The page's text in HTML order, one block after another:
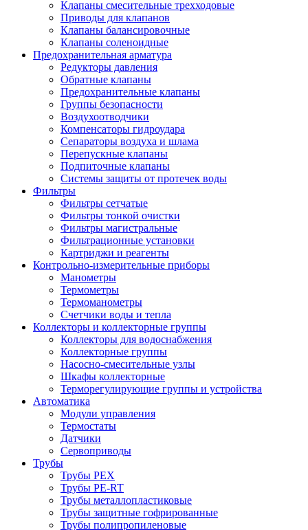
Клапаны смесительные трехходовые
Приводы для клапанов
Клапаны балансировочные
Клапаны соленоидные
Предохранительная арматура
Редукторы давления
Обратные клапаны
Предохранительные клапаны
Группы безопасности
Воздухоотводчики
Компенсаторы гидроудара
Сепараторы воздуха и шлама
Перепускные клапаны
Подпиточные клапаны
Системы защиты от протечек воды
Фильтры
Фильтры сетчатые
Фильтры тонкой очистки
Фильтры магистральные
Фильтрационные установки
Картриджи и реагенты
Контрольно-измерительные приборы
Манометры
Термометры
Термоманометры
Счетчики воды и тепла
Коллекторы и коллекторные группы
Коллекторы для водоснабжения
Коллекторные группы
Насосно-смесительные узлы
Шкафы коллекторные
Терморегулирующие группы и устройства
Автоматика
Модули управления
Термостаты
Датчики
Сервоприводы
Трубы
Трубы PEX
Трубы PE-RT
Трубы металлопластиковые
Трубы защитные гофрированные
Трубы полипропиленовые